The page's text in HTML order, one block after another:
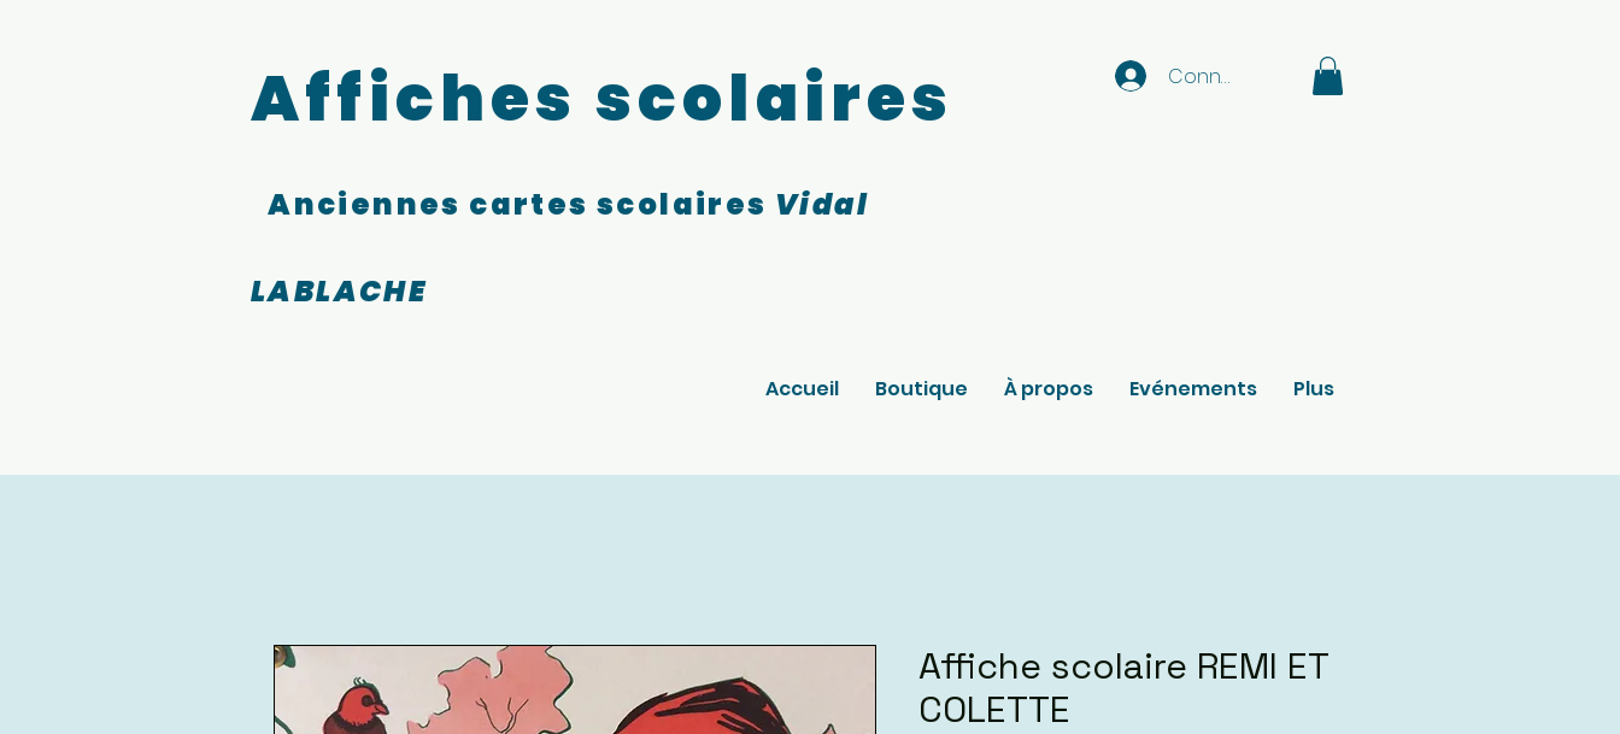
Affiches scolaires
Anciennes cartes scolaires Vidal
LABLACHE
Connexion
Accueil Boutique À propos Evénements Plus
Affiche scolaire REMI ET
COLETTE